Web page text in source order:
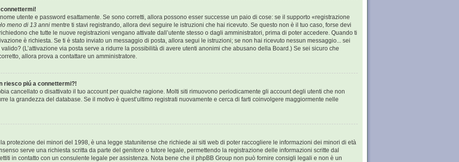
utente e password esattamente. Se sono corretti, allora possono esser successe un paio di cose: se il supporto «registrazione
meno di 13 anni mentre ti stavi registrando, allora devi seguire le istruzioni che hai ricevuto. Se questo non è il tuo caso, forse devi
che tutte le nuove registrazioni vengano attivate dall’utente stesso o dagli amministratori, prima di poter accedere. Quando ti
è richiesta. Se ti è stato inviato un messaggio di posta, allora segui le istruzioni; se non hai ricevuto nessun messaggio... sei
(L’attivazione via posta serve a ridurre la possibilità di avere utenti anonimi che abusano della Board.) Se sei sicuro che
allora prova a contattare un amministratore.
riesco piú a connettermi?!
cancellato o disattivato il tuo account per qualche ragione. Molti siti rimuovono periodicamente gli account degli utenti che non
la grandezza del database. Se il motivo è quest’ultimo registrati nuovamente e cerca di farti coinvolgere maggiormente nelle
protezione dei minori del 1998, è una legge statunitense che richiede ai siti web di poter raccogliere le informazioni dei minori di età
serve una richiesta scritta da parte del genitore o tutore legale, permettendo la registrazione delle informazioni scritte dal
in contatto con un consulente legale per assistenza. Nota bene che il phpBB Group non può fornire consigli legali e non è un